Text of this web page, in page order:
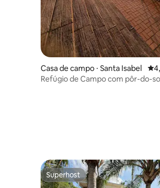
Casa de campo ⋅ Santa Isabel
Refúgio de Campo com pôr-do-
Superhost
Superhost